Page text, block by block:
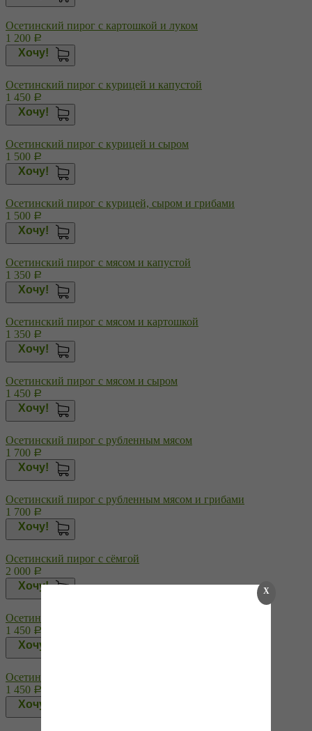
Осетинский пирог с картошкой и луком
1 200 Р
Хочу!
Осетинский пирог с курицей и капустой
1 450 Р
Хочу!
Осетинский пирог с курицей и сыром
1 500 Р
Хочу!
Осетинский пирог с курицей, сыром и грибами
1 500 Р
Хочу!
Осетинский пирог с мясом и капустой
1 350 Р
Хочу!
Осетинский пирог с мясом и картошкой
1 350 Р
Хочу!
Осетинский пирог с мясом и сыром
1 450 Р
Хочу!
Осетинский пирог с рубленным мясом
1 700 Р
Хочу!
Осетинский пирог с рубленным мясом и грибами
1 700 Р
Хочу!
Осетинский пирог с сёмгой
2 000 Р
Хочу!
Осетинский пирог с сыром (Уалибах)
1 450 Р
Хочу!
Осетинский пирог с сыром и зеленым луком
1 450 Р
Хочу!
X